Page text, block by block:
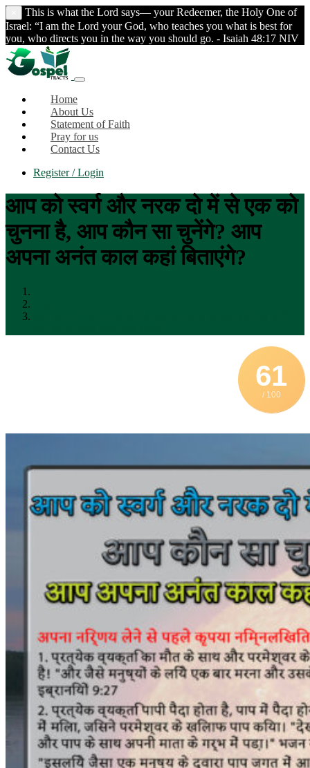
This is what the Lord says— your Redeemer, the Holy One of
Israel: “I am the Lord your God, who teaches you what is best for
you, who directs you in the way you should go. - Isaiah 48:17 NIV
Home
About Us
Statement of Faith
Pray for us
Contact Us
Register / Login
आप को स्वर्ग और नरक दो में से एक को
चुनना है, आप कौन सा चुनेंगे? आप
अपना अनंत काल कहां बिताएंगे?
61
/ 100